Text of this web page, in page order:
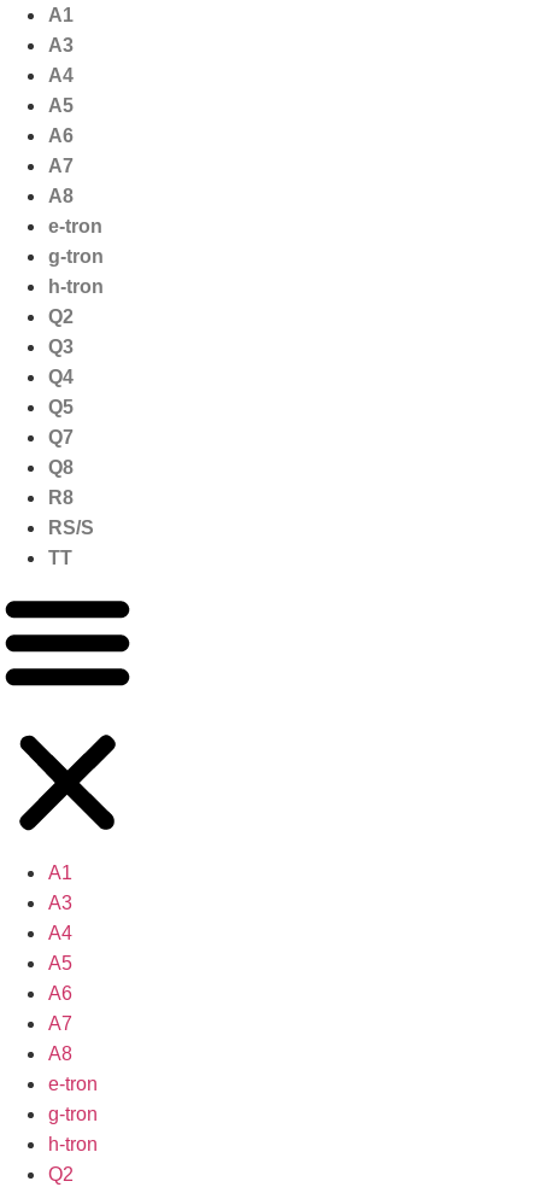
naar
inhoud
A1
A3
A4
A5
A6
A7
A8
e-tron
g-tron
h-tron
Q2
Q3
Q4
Q5
Q7
Q8
R8
RS/S
TT
A1
A3
A4
A5
A6
A7
A8
e-tron
g-tron
h-tron
Q2